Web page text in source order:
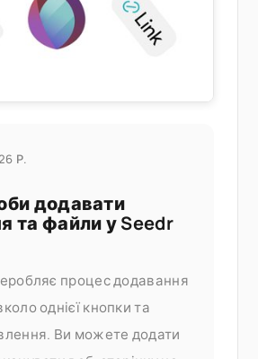
Р.
додавати
та файли у Seedr
процес додавання
однієї кнопки та
Ви можете додати